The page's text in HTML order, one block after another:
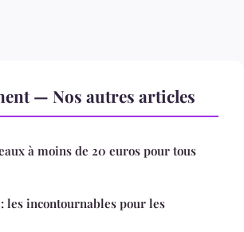
— Nos autres articles
à moins de 20 euros pour tous
les incontournables pour les